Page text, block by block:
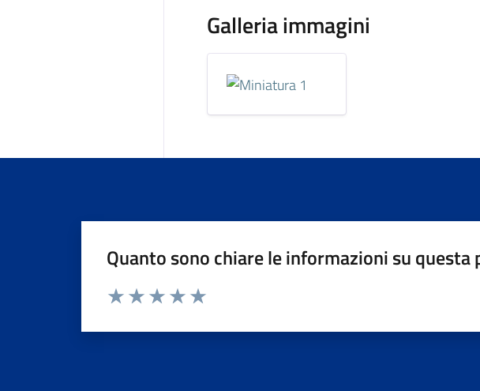
Galleria immagini
Quanto sono chiare le informazioni su questa
Valuta da 1 a 5 stelle la pagina